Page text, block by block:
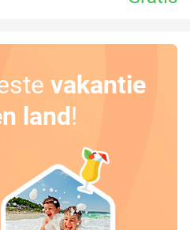
vakantie
land!